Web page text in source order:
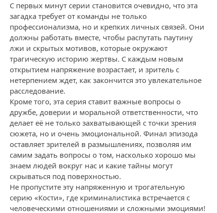
С первых минут серии становится очевидно, что эта
загадка требует от команды не только
профессионализма, но и крепких личных связей. Они
должны работать вместе, чтобы распутать паутину
лжи и скрытых мотивов, которые окружают
трагическую историю жертвы. С каждым новым
открытием напряжение возрастает, и зритель с
нетерпением ждет, как закончится это увлекательное
расследование.
Кроме того, эта серия ставит важные вопросы о
дружбе, доверии и моральной ответственности, что
делает её не только захватывающей с точки зрения
сюжета, но и очень эмоциональной. Финал эпизода
оставляет зрителей в размышлениях, позволяя им
самим задать вопросы о том, насколько хорошо мы
знаем людей вокруг нас и какие тайны могут
скрываться под поверхностью.
Не пропустите эту напряженную и трогательную
серию «Кости», где криминалистика встречается с
человеческими отношениями и сложными эмоциями!